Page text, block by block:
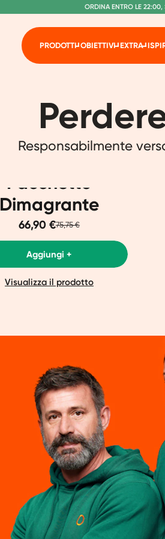
SENZA LATTOSIO E
ORDINA ENTRO LE
SPEDIZIONE GRATUITA A
PRODOTTI OBIETTIVI EXTRA
Responsabilmente
Pacchetto
Dimagrante
66,90 €75,75 €
Aggiungi +
Visualizza il prodotto